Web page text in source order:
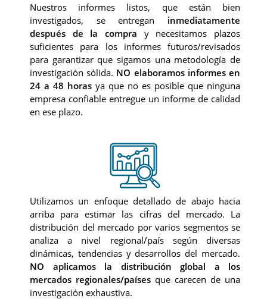
Nuestros informes listos, que están bien
investigados, se entregan inmediatamente
después de la compra y necesitamos plazos
suficientes para los informes futuros/revisados
para garantizar que sigamos una metodología de
investigación sólida. NO elaboramos informes en
24 a 48 horas ya que no es posible que ninguna
empresa confiable entregue un informe de calidad
en ese plazo.
Utilizamos un enfoque detallado de abajo hacia
arriba para estimar las cifras del mercado. La
distribución del mercado por varios segmentos se
analiza a nivel regional/país según diversas
dinámicas, tendencias y desarrollos del mercado.
NO aplicamos la distribución global a los
mercados regionales/países que carecen de una
investigación exhaustiva.